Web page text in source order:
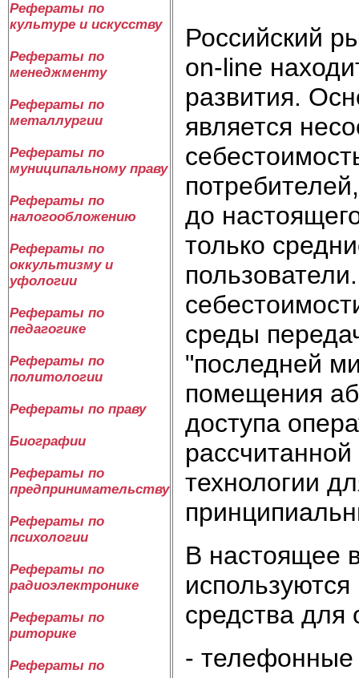
Рефераты по
культуре и искусству
Рефераты по
менеджменту
Рефераты по
металлургии
Рефераты по
муниципальному праву
Рефераты по
налогообложению
Рефераты по
оккультизму и
уфологии
Рефераты по
педагогике
Рефераты по
политологии
Рефераты по праву
Биографии
Рефераты по
предпринимательству
Рефераты по
психологии
Рефераты по
радиоэлектронике
Рефераты по
риторике
Рефераты по
Российский
on-line
развития.
является
до
только
среды
"последней
помещения
доступа
технологии
В настоящее
средства для
-